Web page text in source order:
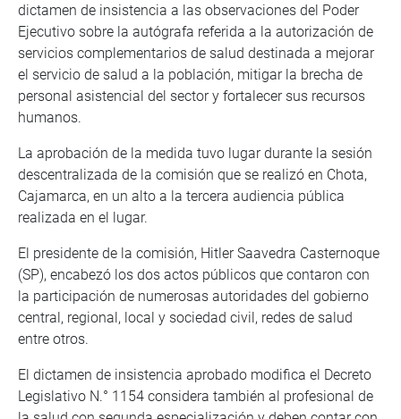
dictamen de insistencia a las observaciones del Poder
Ejecutivo sobre la autógrafa referida a la autorización de
servicios complementarios de salud destinada a mejorar
el servicio de salud a la población, mitigar la brecha de
personal asistencial del sector y fortalecer sus recursos
humanos.
La aprobación de la medida tuvo lugar durante la sesión
descentralizada de la comisión que se realizó en Chota,
Cajamarca, en un alto a la tercera audiencia pública
realizada en el lugar.
El presidente de la comisión, Hitler Saavedra Casternoque
(SP), encabezó los dos actos públicos que contaron con
la participación de numerosas autoridades del gobierno
central, regional, local y sociedad civil, redes de salud
entre otros.
El dictamen de insistencia aprobado modifica el Decreto
Legislativo N.° 1154 considera también al profesional de